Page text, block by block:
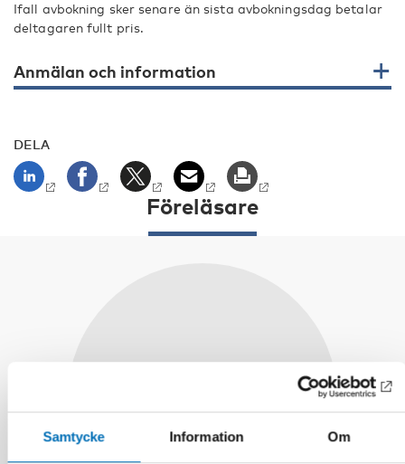
Samtycke Information Om
Ifall avbokning sker senare än sista avbokningsdag betalar
deltagaren fullt pris.
Anmälan och information
DELA
Föreläsare